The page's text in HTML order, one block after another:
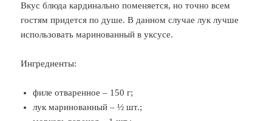
Вкус блюда кардинально поменяется, но точно всем
гостям придется по душе. В данном случае лук лучше
использовать маринованный в уксусе.
Ингредиенты:
филе отваренное – 150 г;
лук маринованный – ½ шт.;